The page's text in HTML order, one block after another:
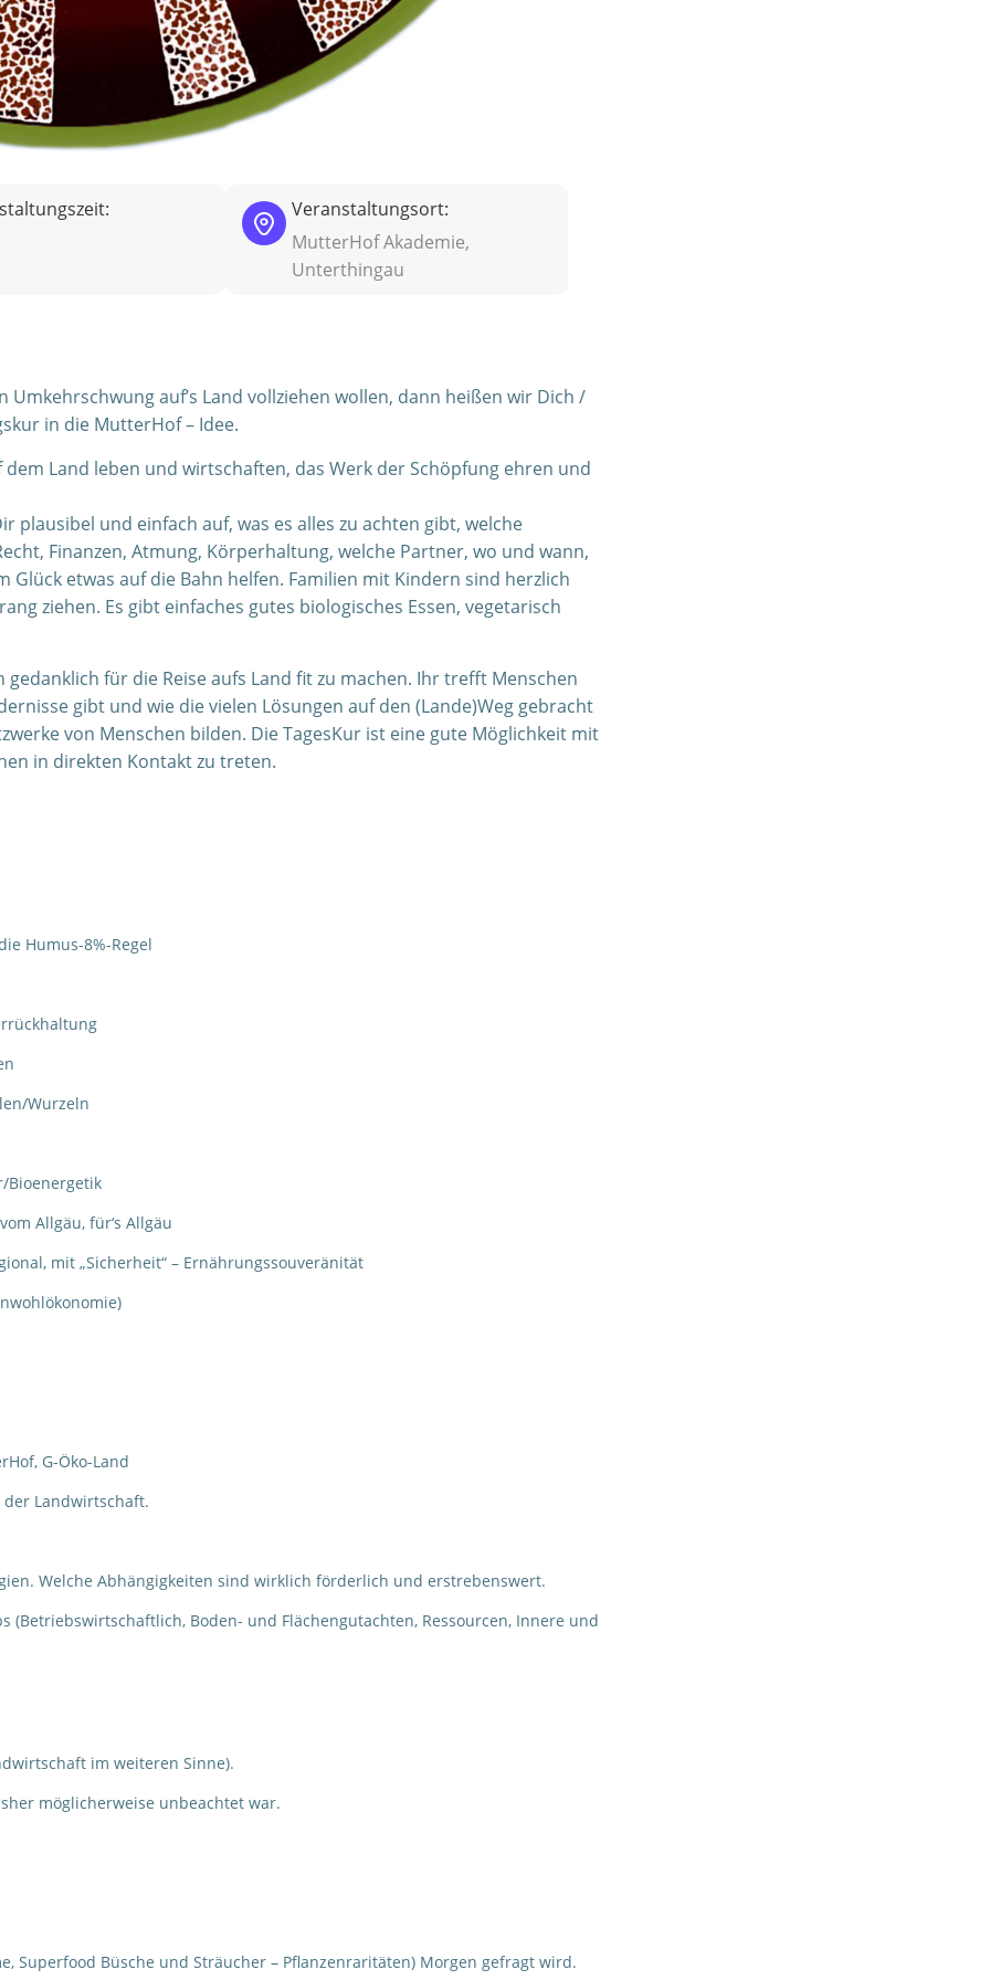
Veranstaltungsort:
MutterHof Akademie,
Unterthingau
auf’s Land vollziehen wollen, dann heißen wir Dich /
in die MutterHof – Idee.
Land leben und wirtschaften, das Werk der Schöpfung ehren und
plausibel und einfach auf, was es alles zu achten gibt, welche
Finanzen, Atmung, Körperhaltung, welche Partner, wo und wann,
etwas auf die Bahn helfen. Familien mit Kindern sind herzlich
ziehen. Es gibt einfaches gutes biologisches Essen, vegetarisch
für die Reise aufs Land fit zu machen. Ihr trefft Menschen
gibt und wie die vielen Lösungen auf den (Lande)Weg gebracht
von Menschen bilden. Die TagesKur ist eine gute Möglichkeit mit
in direkten Kontakt zu treten.
Humus-8%-Regel
Wurzeln
Bioenergetik
Allgäu, für‘s Allgäu
mit „Sicherheit“ – Ernährungssouveränität
G-Öko-Land
Landwirtschaft.
Welche Abhängigkeiten sind wirklich förderlich und erstrebenswert.
(Betriebswirtschaftlich, Boden- und Flächengutachten, Ressourcen, Innere und
im weiteren Sinne).
möglicherweise unbeachtet war.
Superfood Büsche und Sträucher – Pflanzenraritäten) Morgen gefragt wird.